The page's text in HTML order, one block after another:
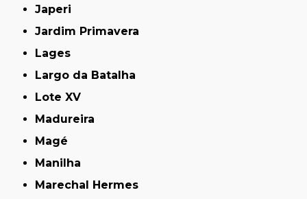
Japeri
Jardim Primavera
Lages
Largo da Batalha
Lote XV
Madureira
Magé
Manilha
Marechal Hermes